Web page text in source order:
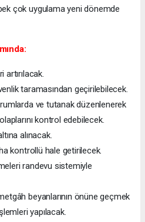
çok uygulama yeni dönemde
taramasından geçirilebilecek.
ve tutanak düzenlenerek
kontrol edebilecek.
alınacak.
kontrollü hale getirilecek.
randevu sistemiyle
beyanlarının önüne geçmek
yapılacak.